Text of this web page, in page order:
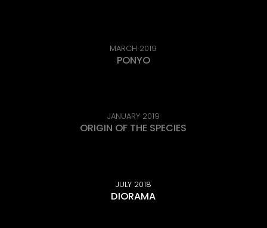
MARCH 2019
PONYO
JANUARY 2019
ORIGIN OF THE SPECIES
JULY 2018
DIORAMA